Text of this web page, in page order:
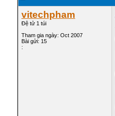
vitechpham
Đệ tử 1 túi
Tham gia ngày: Oct 2007
Bài gửi: 15
: